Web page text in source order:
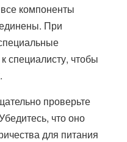
все компоненты
При
специалисту, чтобы
проверьте
что оно
для питания